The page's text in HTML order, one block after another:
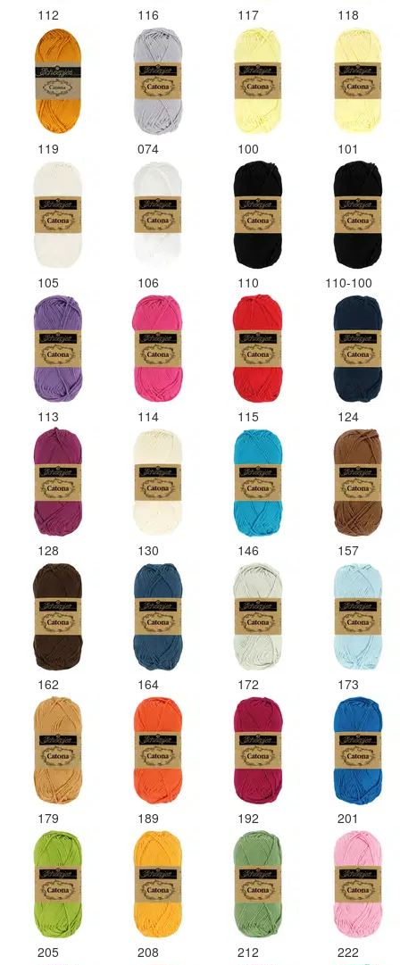
112 116 117 118
119 074 100 101
105 106 110 110-100
113 114 115 124
128 130 146 157
162 164 172 173
179 189 192 201
205 208 212 222